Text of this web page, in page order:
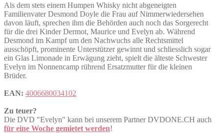
Als dem stets einem Humpen Whisky nicht abgeneigten
Familienvater Desmond Doyle die Frau auf Nimmerwiedersehen
davon läuft, sprechen ihm die Behörden auch noch das Sorgerecht
für die drei Kinder Dermot, Maurice und Evelyn ab. Während
Desmond im Kampf um den Nachwuchs alle Rechtsmittel
ausschöpft, prominente Unterstützer gewinnt und schliesslich sogar
ein Glas Limonade in Erwägung zieht, spielt die älteste Schwester
Evelyn im Nonnencamp rührend Ersatzmutter für die kleinen
Brüder.
EAN: 4006680034102
Zu teuer?
Die DVD "Evelyn" kann bei unserem Partner DVDONE.CH auch
für eine Woche gemietet werden!